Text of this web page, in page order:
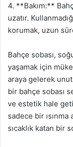
4. **Bakım:**
uzatır.
korumak, uzun
Bahçe sobası,
yaşamak için
araya gelerek
bir bahçe sobası
ve estetik hale
sadece bir ısınma
sıcaklık katan bir